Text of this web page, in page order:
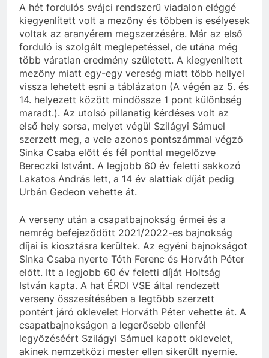
A hét fordulós svájci rendszerű viadalon eléggé
kiegyenlített volt a mezőny és többen is esélyesek
voltak az aranyérem megszerzésére. Már az első
forduló is szolgált meglepetéssel, de utána még
több váratlan eredmény született. A kiegyenlített
mezőny miatt egy-egy vereség miatt több hellyel
vissza lehetett esni a táblázaton (A végén az 5. és
14. helyezett között mindössze 1 pont különbség
maradt.). Az utolsó pillanatig kérdéses volt az
első hely sorsa, melyet végül Szilágyi Sámuel
szerzett meg, a vele azonos pontszámmal végző
Sinka Csaba előtt és fél ponttal megelőzve
Bereczki Istvánt. A legjobb 60 év feletti sakkozó
Lakatos András lett, a 14 év alattiak díját pedig
Urbán Gedeon vehette át.
A verseny után a csapatbajnokság érmei és a
nemrég befejeződött 2021/2022-es bajnokság
díjai is kiosztásra kerültek. Az egyéni bajnokságot
Sinka Csaba nyerte Tóth Ferenc és Horváth Péter
előtt. Itt a legjobb 60 év feletti díját Holtság
István kapta. A hat ÉRDI VSE által rendezett
verseny összesítésében a legtöbb szerzett
pontért járó oklevelet Horváth Péter vehette át. A
csapatbajnokságon a legerősebb ellenfél
legyőzéséért Szilágyi Sámuel kapott oklevelet,
akinek nemzetközi mester ellen sikerült nyernie.